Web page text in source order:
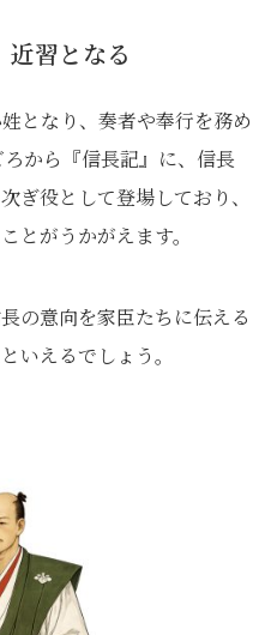
習となる
となり、奏者や奉行を務め
から『信長記』に、信長
ぎ役として登場しており、
とがうかがえます。
の意向を家臣たちに伝える
いえるでしょう。